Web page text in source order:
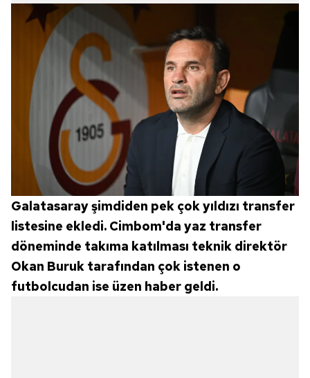
Galatasaray şimdiden pek çok yıldızı transfer
listesine ekledi. Cimbom'da yaz transfer
döneminde takıma katılması teknik direktör
Okan Buruk tarafından çok istenen o
futbolcudan ise üzen haber geldi.